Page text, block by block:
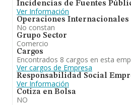
Incidencias de Fuentes
Ver Información
Operaciones Internacionales
No constan
Grupo Sector
Comercio
Cargos
Encontrados 8 cargos en esta
Ver cargos de Empresa
Responsabilidad Social
Ver Información
Cotiza en Bolsa
NO